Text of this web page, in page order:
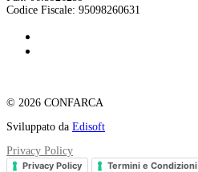
Codice Fiscale: 95098260631
© 2026 CONFARCA
Sviluppato da Edisoft
Privacy Policy
Privacy Policy Termini e Condizioni